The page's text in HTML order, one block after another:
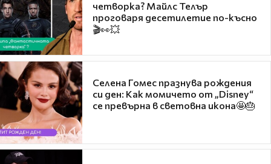
четворка? Майлс Телър
проговаря десетилетие по-късно
🎬👀💥
Селена Гомес празнува рождения
си ден: Как момичето от „Disney“
се превърна в световна икона🤩🎂